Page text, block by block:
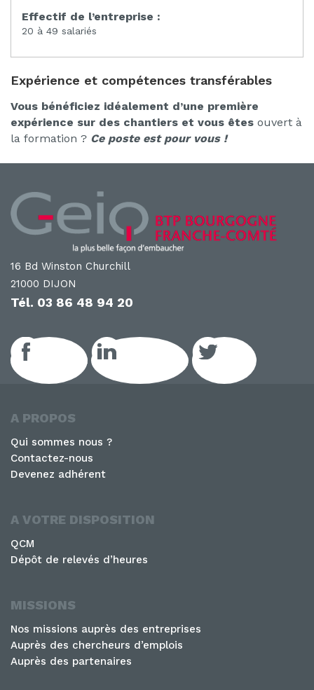
Effectif de l’entreprise :
20 à 49 salariés
Expérience et compétences transférables
Vous bénéficiez idéalement d’une première
expérience sur des chantiers et vous êtes ouvert à
la formation ? Ce poste est pour vous !
16 Bd Winston Churchill
21000 DIJON
Tél. 03 86 48 94 20
Facebook LinkedIn GEIQ Twitter
A PROPOS
Qui sommes nous ?
Contactez-nous
Devenez adhérent
A VOTRE DISPOSITION
QCM
Dépôt de relevés d’heures
MISSIONS
Nos missions auprès des entreprises
Auprès des chercheurs d’emplois
Auprès des partenaires